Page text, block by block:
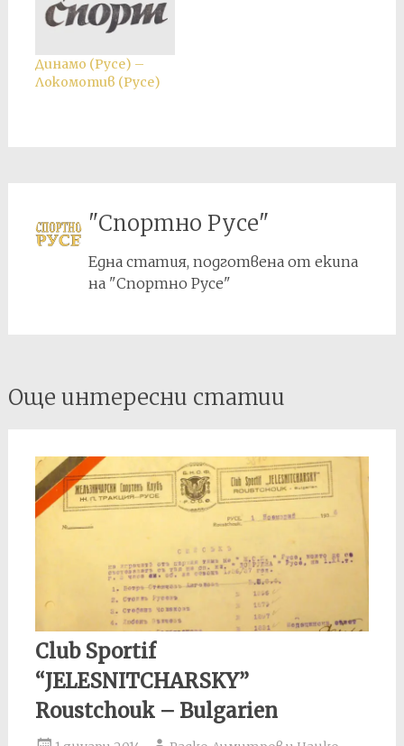
Динамо (Русе) –
Локомотив (Русе)
"Спортно Русе"
Една статия, подготвена от екипа
на "Спортно Русе"
Post
navigation
Още интересни статии
Club Sportif
“JELESNITCHARSKY”
Roustchouk – Bulgarien